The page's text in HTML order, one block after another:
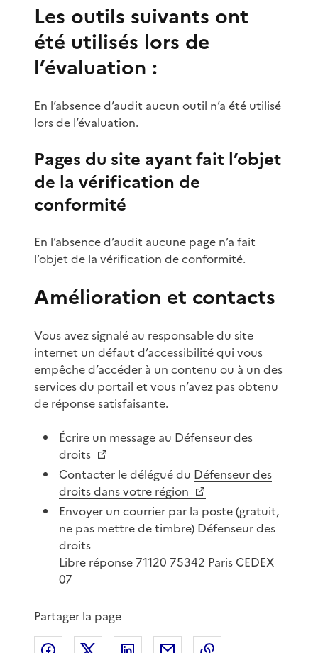
Les outils suivants ont
été utilisés lors de
l’évaluation :
En l’absence d’audit aucun outil n’a été utilisé
lors de l’évaluation.
Pages du site ayant fait l’objet
de la vérification de
conformité
En l’absence d’audit aucune page n’a fait
l’objet de la vérification de conformité.
Amélioration et contacts
Vous avez signalé au responsable du site
internet un défaut d’accessibilité qui vous
empêche d’accéder à un contenu ou à un des
services du portail et vous n’avez pas obtenu
de réponse satisfaisante.
Écrire un message au Défenseur des
droits
Contacter le délégué du Défenseur des
droits dans votre région
Envoyer un courrier par la poste (gratuit,
ne pas mettre de timbre) Défenseur des
droits
Libre réponse 71120 75342 Paris CEDEX
07
Partager la page